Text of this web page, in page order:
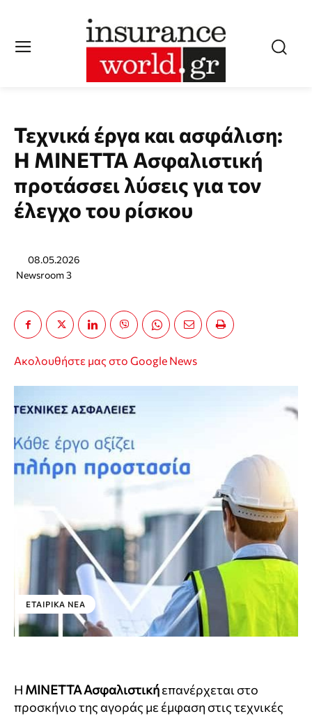
Τεχνικά έργα και ασφάλιση:
Η MINETTA Ασφαλιστική
προτάσσει λύσεις για τον
έλεγχο του ρίσκου
08.05.2026
Newsroom 3
Ακολουθήστε μας στο Google News
ΕΤΑΙΡΙΚΑ ΝΕΑ
Η MINETTA Ασφαλιστικήεπανέρχεται στο
προσκήνιο της αγοράς με έμφαση στις τεχνικές